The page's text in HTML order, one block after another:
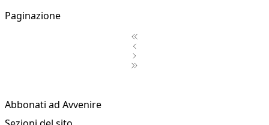
Paginazione
3
Abbonati ad Avvenire